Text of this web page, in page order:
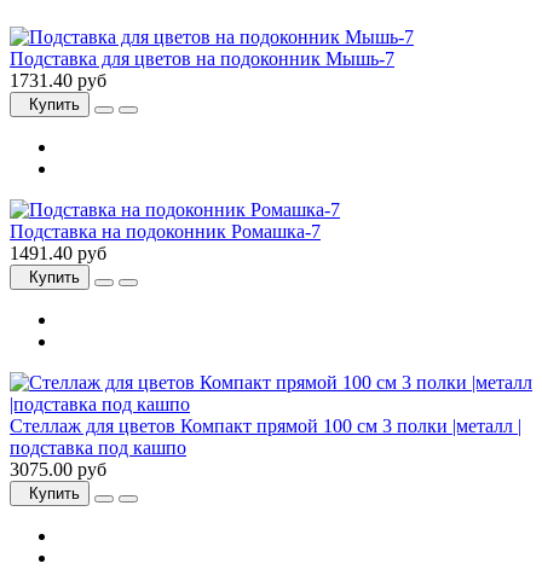
Подставка для цветов на подоконник Мышь-7
1731.40 руб
Купить
Подставка на подоконник Ромашка-7
1491.40 руб
Купить
Стеллаж для цветов Компакт прямой 100 см 3 полки |металл |
подставка под кашпо
3075.00 руб
Купить